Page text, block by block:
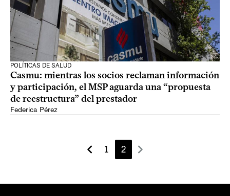
POLÍTICAS DE SALUD
Casmu: mientras los socios reclaman información
y participación, el MSP aguarda una “propuesta
de reestructura” del prestador
Federica Pérez
1 2